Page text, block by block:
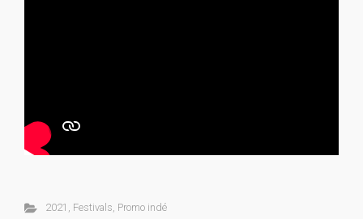
2021 , Festivals, Promo indé